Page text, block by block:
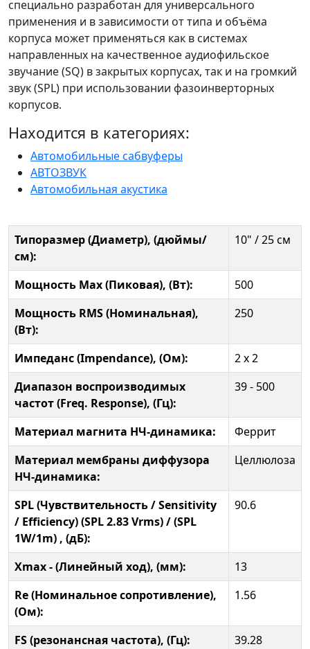
специально разработан для универсального
применения и в зависимости от типа и объёма
корпуса может применяться как в системах
направленных на качественное аудиофильское
звучание (SQ) в закрытых корпусах, так и на громкий
звук (SPL) при использовании фазоинверторных
корпусов.
Находится в категориях:
Автомобильные сабвуферы
АВТОЗВУК
Автомобильная акустика
Типоразмер (Диаметр), (дюймы/
см):
10" / 25 см
Мощность Max (Пиковая), (Вт):
500
Мощность RMS (Номинальная),
(Вт):
250
Импеданс (Impendance), (Ом):
2 х 2
Диапазон воспроизводимых
частот (Freq. Response), (Гц):
39 - 500
Материал магнита НЧ-динамика:
Феррит
Материал мембраны диффузора
НЧ-динамика:
Целлюлоза
SPL (Чувствительность / Sensitivity
/ Efficiency) (SPL 2.83 Vrms) / (SPL
1W/1m) , (дБ):
90.6
Xmax - (Линейный ход), (мм):
13
Re (Номинальное сопротивление),
(Ом):
1.56
FS (резонансная частота), (Гц):
39.28